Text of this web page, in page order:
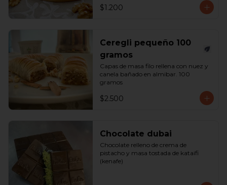
$1.200
Ceregli pequeño 100
gramos
Capas de masa filo rellena con nuez y
canela bañado en almibar. 100
gramos
$2.500
Chocolate dubai
Chocolate relleno de crema de
pistacho y masa tostada de kataifi
(kenafe)